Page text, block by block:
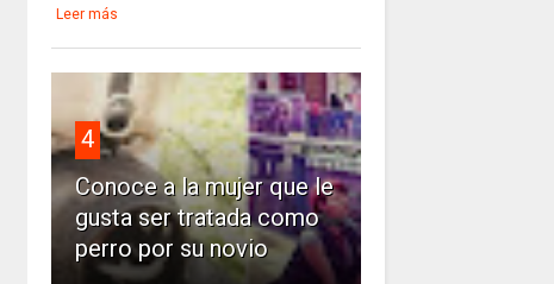
Leer más
4
Conoce a la mujer que le
gusta ser tratada como
perro por su novio